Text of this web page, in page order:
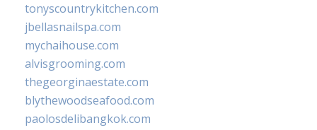
tonyscountrykitchen.com
jbellasnailspa.com
mychaihouse.com
alvisgrooming.com
thegeorginaestate.com
blythewoodseafood.com
paolosdelibangkok.com